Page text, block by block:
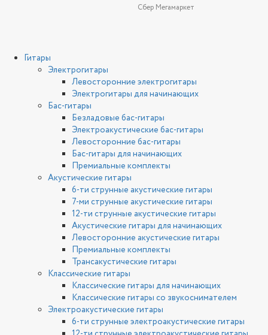
Сбер Мегамаркет
Гитары
Электрогитары
Левосторонние электрогитары
Электрогитары для начинающих
Бас-гитары
Безладовые бас-гитары
Электроакустические бас-гитары
Левосторонние бас-гитары
Бас-гитары для начинающих
Премиальные комплекты
Акустические гитары
6-ти струнные акустические гитары
7-ми струнные акустические гитары
12-ти струнные акустические гитары
Акустические гитары для начинающих
Левосторонние акустические гитары
Премиальные комплекты
Трансакустические гитары
Классические гитары
Классические гитары для начинающих
Классические гитары со звукоснимателем
Электроакустические гитары
6-ти струнные электроакустические гитары